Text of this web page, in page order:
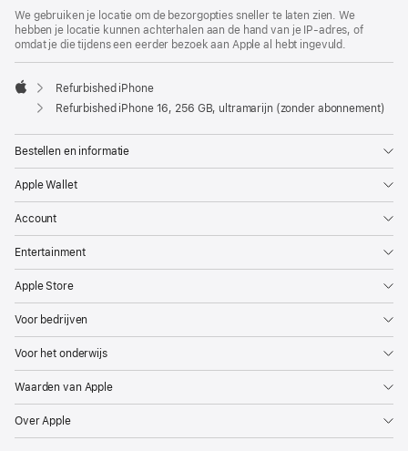
We gebruiken je locatie om de bezorgopties sneller te laten zien. We
hebben je locatie kunnen achterhalen aan de hand van je IP-adres, of
omdat je die tijdens een eerder bezoek aan Apple al hebt ingevuld.
Apple
Refurbished iPhone
Refurbished iPhone 16, 256 GB, ultramarijn (zonder abonnement)
Bestellen en informatie
Apple Wallet
Account
Entertainment
Apple Store
Voor bedrijven
Voor het onderwijs
Waarden van Apple
Over Apple